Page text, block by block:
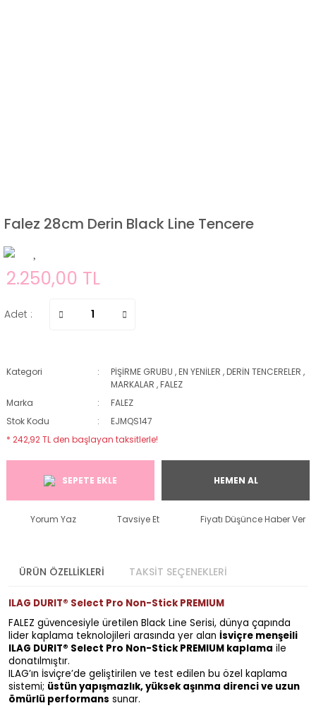
Falez 28cm Derin Black Line Tencere
2.250,00 TL
Adet :
Kategori PİŞİRME GRUBU ,EN YENİLER ,DERİN TENCERELER ,
MARKALAR ,FALEZ
Marka
FALEZ
Stok Kodu
EJMQS147
* 242,92 TL den başlayan taksitlerle!
SEPETE EKLE HEMEN AL
Yorum Yaz Tavsiye Et Fiyatı Düşünce Haber Ver
ÜRÜN ÖZELLİKLERİ TAKSİT SEÇENEKLERİ
ILAG DURIT® Select Pro Non-Stick PREMIUM
FALEZ güvencesiyle üretilen Black Line Serisi, dünya çapında
lider kaplama teknolojileri arasında yer alan İsviçre menşeili
ILAG DURIT® Select Pro Non-Stick PREMIUM kaplama ile
donatılmıştır.
ILAG’ın İsviçre’de geliştirilen ve test edilen bu özel kaplama
sistemi; üstün yapışmazlık, yüksek aşınma direnci ve uzun
ömürlü performans sunar.